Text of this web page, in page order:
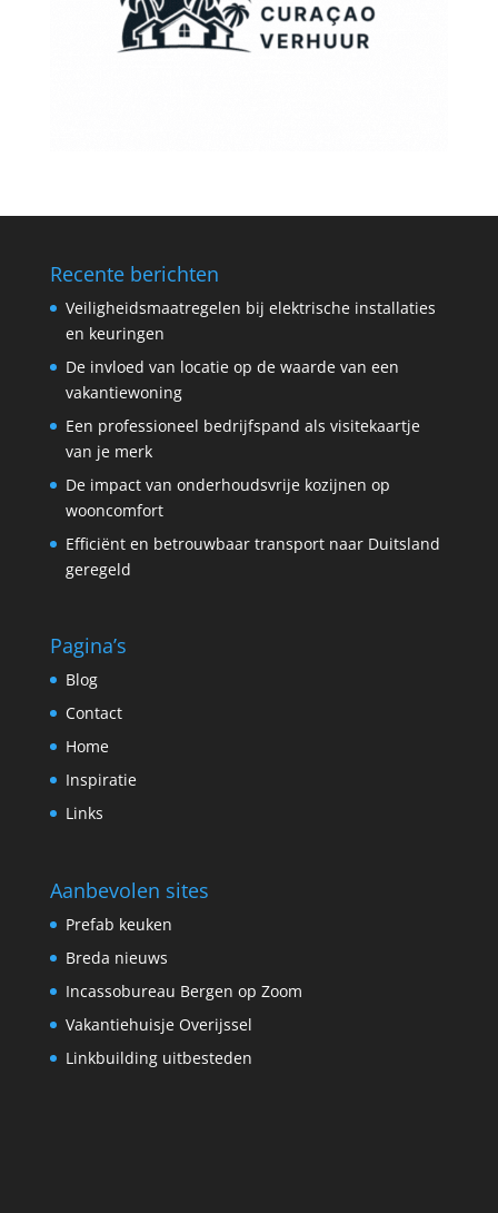
Recente berichten
Veiligheidsmaatregelen bij elektrische installaties
en keuringen
De invloed van locatie op de waarde van een
vakantiewoning
Een professioneel bedrijfspand als visitekaartje
van je merk
De impact van onderhoudsvrije kozijnen op
wooncomfort
Efficiënt en betrouwbaar transport naar Duitsland
geregeld
Pagina’s
Blog
Contact
Home
Inspiratie
Links
Aanbevolen sites
Prefab keuken
Breda nieuws
Incassobureau Bergen op Zoom
Vakantiehuisje Overijssel
Linkbuilding uitbesteden